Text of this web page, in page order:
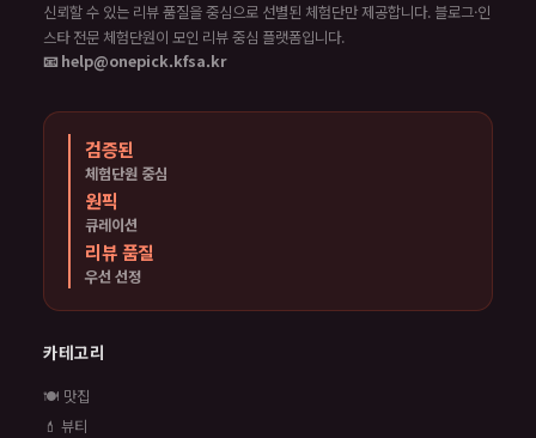
신뢰할 수 있는 리뷰 품질을 중심으로 선별된 체험단만 제공합니다. 블로그·인
스타 전문 체험단원이 모인 리뷰 중심 플랫폼입니다.
📧 help@onepick.kfsa.kr
검증된
체험단원 중심
원픽
큐레이션
리뷰 품질
우선 선정
카테고리
🍽️ 맛집
💄 뷰티